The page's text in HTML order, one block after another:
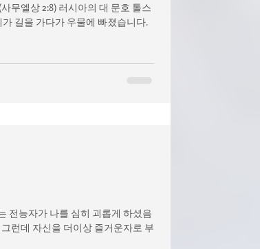
무엘상 2:8) 러시아의 대 문호 톨스
길을 가다가 우물에 빠졌습니다.
전능자가 나를 심히 괴롭게 하셨음
런데 자신을 더이상 즐거운자로 부